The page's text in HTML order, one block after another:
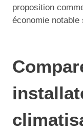
proposition
économie